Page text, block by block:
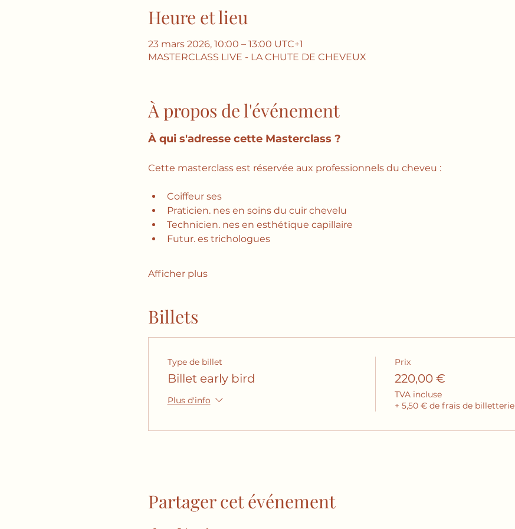
Heure et lieu
23 mars 2026, 10:00 – 13:00 UTC+1
MASTERCLASS LIVE - LA CHUTE DE CHEVEUX
À propos de l'événement
À qui s'adresse cette Masterclass ?
Cette masterclass est réservée aux professionnels du cheveu :
Coiffeur ses
Praticien. nes en soins du cuir chevelu
Technicien. nes en esthétique capillaire
Futur. es trichologues
Afficher plus
Billets
Type de billet
Billet early bird
Plus d'info
Prix
220,00 €
TVA incluse
+ 5,50 € de frais de billetterie
Partager cet événement